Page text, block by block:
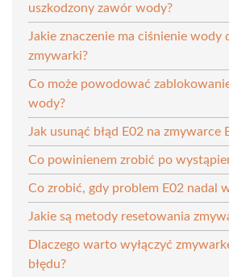
uszkodzony zawór wody?
Jakie znaczenie ma ciśnienie wody
zmywarki?
Co może powodować
wody?
Jak usunąć błąd E02 na zmywarce
Co powinienem zrobić po
Co zrobić, gdy problem E02 nadal
Jakie są metody resetowania
Dlaczego warto wyłączyć
błędu?